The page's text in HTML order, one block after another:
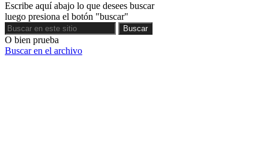
Escribe aquí abajo lo que desees buscar
luego presiona el botón "buscar"
Buscar
Buscar
O bien prueba
Buscar en el archivo